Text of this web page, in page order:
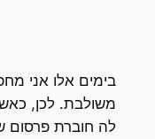
בימים אלו אני
משולבת. לכן,
לה חוברת פרסום